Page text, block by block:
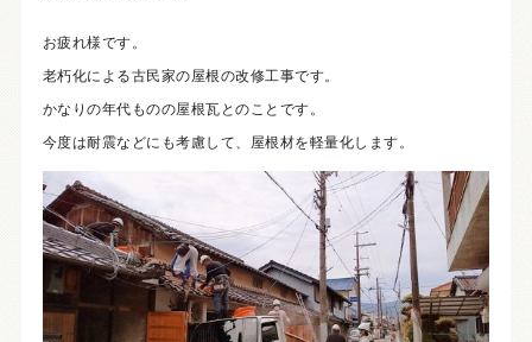
お疲れ様です。
老朽化による古民家の屋根の改修工事です。
かなりの年代ものの屋根瓦とのことです。
今度は耐震などにも考慮して、屋根材を軽量化します。